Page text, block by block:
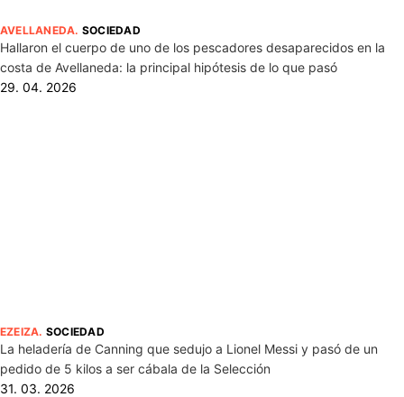
AVELLANEDA. SOCIEDAD
Hallaron el cuerpo de uno de los pescadores desaparecidos en la
costa de Avellaneda: la principal hipótesis de lo que pasó
29. 04. 2026
EZEIZA. SOCIEDAD
La heladería de Canning que sedujo a Lionel Messi y pasó de un
pedido de 5 kilos a ser cábala de la Selección
31. 03. 2026